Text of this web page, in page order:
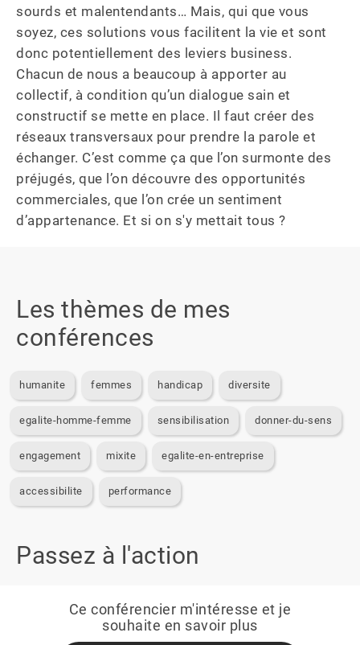
sourds et malentendants… Mais, qui que vous
soyez, ces solutions vous facilitent la vie et sont
donc potentiellement des leviers business.
Chacun de nous a beaucoup à apporter au
collectif, à condition qu’un dialogue sain et
constructif se mette en place. Il faut créer des
réseaux transversaux pour prendre la parole et
échanger. C’est comme ça que l’on surmonte des
préjugés, que l’on découvre des opportunités
commerciales, que l’on crée un sentiment
d’appartenance. Et si on s'y mettait tous ?
Les thèmes de mes
conférences
humanite femmes handicap diversite
egalite-homme-femme sensibilisation donner-du-sens
engagement mixite egalite-en-entreprise
accessibilite performance
Passez à l'action
Ce conférencier m'intéresse et je
souhaite en savoir plus